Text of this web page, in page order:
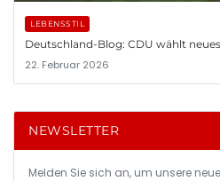
LEBENSSTIL
Deutschland-Blog: CDU wählt
22. Februar 2026
NEWSLETTER
Melden Sie sich an, um unsere